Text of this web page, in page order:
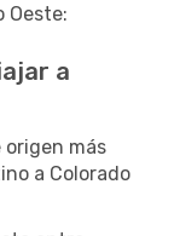
Oeste:
a
origen más
a Colorado